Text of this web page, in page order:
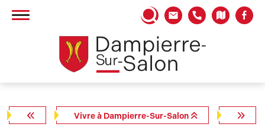
Vivre à Dampierre-Sur-Salon